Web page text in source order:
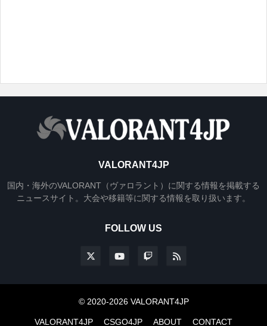
VALORANT4JP
国内・海外のVALORANT（ヴァロラント）に関する情報を掲載する
ニュースサイト。大会や移籍等に関する情報を取り扱います。
FOLLOW US
© 2020-2026 VALORANT4JP
VALORANT4JP CSGO4JP ABOUT CONTACT